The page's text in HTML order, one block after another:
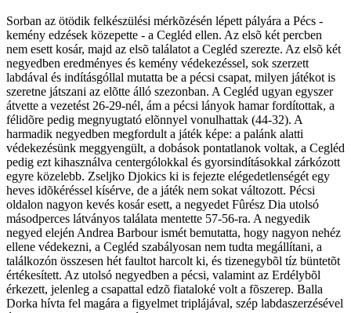
Sorban az ötödik felkészülési mérkõzésén lépett pályára a Pécs -
kemény edzések közepette - a Cegléd ellen. Az elsõ két percben
nem esett kosár, majd az elsõ találatot a Cegléd szerezte. Az elsõ két
negyedben eredményes és kemény védekezéssel, sok szerzett
labdával és indításgóllal mutatta be a pécsi csapat, milyen játékot is
szeretne játszani az elõtte álló szezonban. A Cegléd ugyan egyszer
átvette a vezetést 26-29-nél, ám a pécsi lányok hamar fordítottak, a
félidõre pedig megnyugtató elõnnyel vonulhattak (44-32). A
harmadik negyedben megfordult a játék képe: a palánk alatti
védekezésünk meggyengült, a dobások pontatlanok voltak, a Cegléd
pedig ezt kihasználva centergólokkal és gyorsindításokkal zárkózott
egyre közelebb. Zseljko Djokics ki is fejezte elégedetlenségét egy
heves idõkéréssel kísérve, de a játék nem sokat változott. Pécsi
oldalon nagyon kevés kosár esett, a negyedet Fûrész Dia utolsó
másodperces látványos találata mentette 57-56-ra. A negyedik
negyed elején Andrea Barbour ismét bemutatta, hogy nagyon nehéz
ellene védekezni, a Cegléd szabályosan nem tudta megállítani, a
találkozón összesen hét faultot harcolt ki, és tizenegybõl tíz büntetõt
értékesített. Az utolsó negyedben a pécsi, valamint az Erdélybõl
érkezett, jelenleg a csapattal edzõ fiataloké volt a fõszerep. Balla
Dorka hívta fel magára a figyelmet triplájával, szép labdaszerzésével